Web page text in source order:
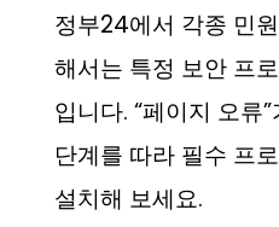
정부24에서 각종 민
해서는 특정 보안 프
입니다. “페이지 오류
단계를 따라 필수 프
설치해 보세요.